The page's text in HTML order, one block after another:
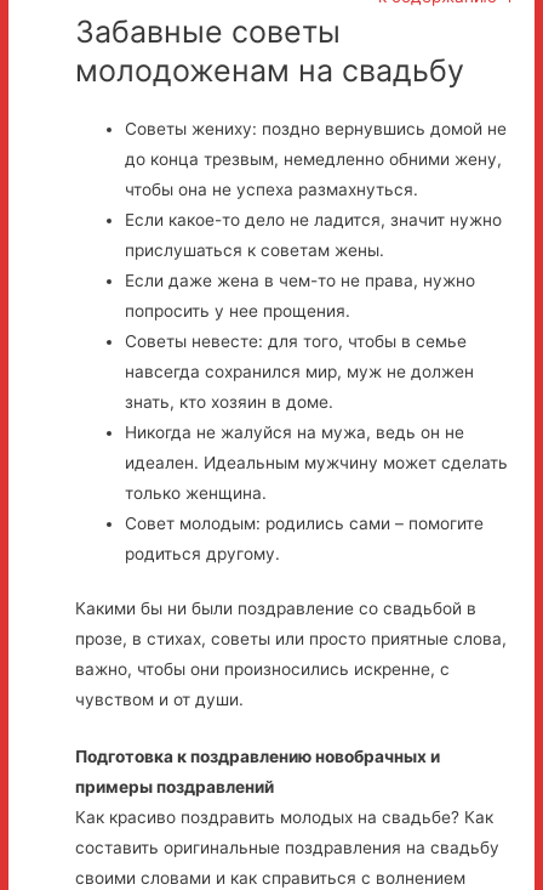
Забавные советы
молодоженам на свадьбу
Советы жениху: поздно вернувшись домой не
до конца трезвым, немедленно обними жену,
чтобы она не успеха размахнуться.
Если какое-то дело не ладится, значит нужно
прислушаться к советам жены.
Если даже жена в чем-то не права, нужно
попросить у нее прощения.
Советы невесте: для того, чтобы в семье
навсегда сохранился мир, муж не должен
знать, кто хозяин в доме.
Никогда не жалуйся на мужа, ведь он не
идеален. Идеальным мужчину может сделать
только женщина.
Совет молодым: родились сами – помогите
родиться другому.
Какими бы ни были поздравление со свадьбой в
прозе, в стихах, советы или просто приятные слова,
важно, чтобы они произносились искренне, с
чувством и от души.
Подготовка к поздравлению новобрачных и
примеры поздравлений
Как красиво поздравить молодых на свадьбе? Как
составить оригинальные поздравления на свадьбу
своими словами и как справиться с волнением